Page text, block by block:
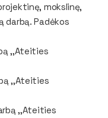
mokslinę,
darbą. Padėkos
,,Ateities
,,Ateities
,,Ateities